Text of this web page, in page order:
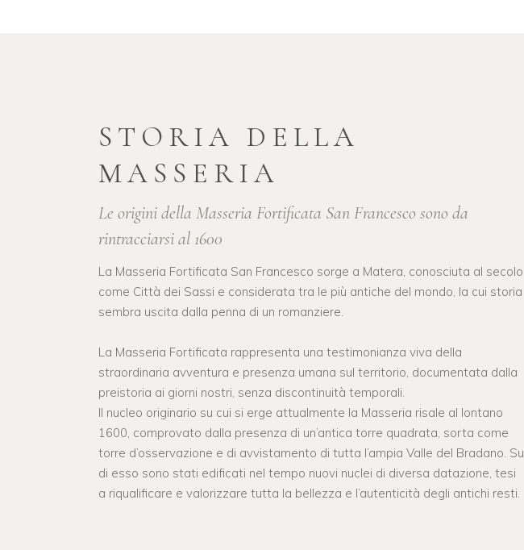
STORIA DELLA
MASSERIA
Le origini della Masseria Fortificata San Francesco sono da
rintracciarsi al 1600
La Masseria Fortificata San Francesco sorge a Matera, conosciuta al secolo
come Città dei Sassi e considerata tra le più antiche del mondo, la cui storia
sembra uscita dalla penna di un romanziere.
La Masseria Fortificata rappresenta una testimonianza viva della
straordinaria avventura e presenza umana sul territorio, documentata dalla
preistoria ai giorni nostri, senza discontinuità temporali.
Il nucleo originario su cui si erge attualmente la Masseria risale al lontano
1600, comprovato dalla presenza di un’antica torre quadrata, sorta come
torre d’osservazione e di avvistamento di tutta l’ampia Valle del Bradano. Su
di esso sono stati edificati nel tempo nuovi nuclei di diversa datazione, tesi
a riqualificare e valorizzare tutta la bellezza e l’autenticità degli antichi resti.